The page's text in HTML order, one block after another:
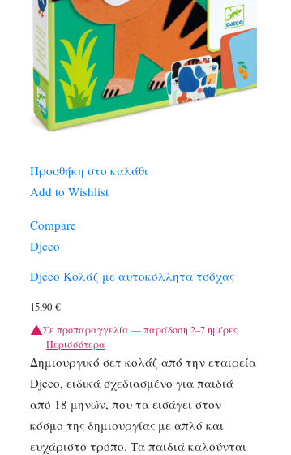
Προσθήκη στο καλάθι
Add to Wishlist
Compare
Djeco
Djeco Κολάζ με αυτοκόλλητα τσόχας
15,90 €
Σε προπαραγγελία — παράδοση 2–7 ημέρες.
Περισσότερα
Δημιουργικό σετ κολάζ από την εταιρεία
Djeco, ειδικά σχεδιασμένο για παιδιά
από 18 μηνών, που τα εισάγει στον
κόσμο της δημιουργίας με απλό και
ευχάριστο τρόπο. Τα παιδιά καλούνται